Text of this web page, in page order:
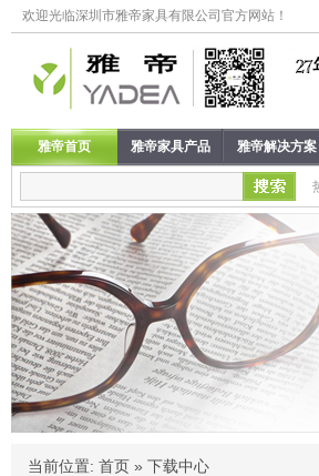
欢迎光临深圳市雅帝家具有限公司官方网站！
雅帝首页 雅帝家具产品 雅帝解决方案
当前位置: 首页 » 下载中心